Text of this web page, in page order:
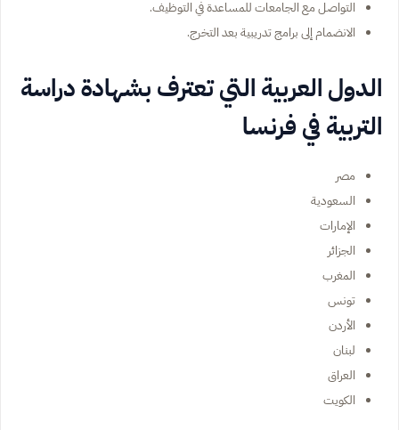
التواصل مع الجامعات للمساعدة في التوظيف.
الانضمام إلى برامج تدريبية بعد التخرج.
الدول العربية التي تعترف بشهادة دراسة
التربية في فرنسا
مصر
السعودية
الإمارات
الجزائر
المغرب
تونس
الأردن
لبنان
العراق
الكويت